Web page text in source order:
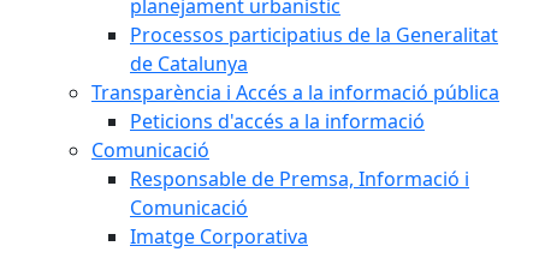
planejament urbanístic
Processos participatius de la Generalitat
de Catalunya
Transparència i Accés a la informació pública
Peticions d'accés a la informació
Comunicació
Responsable de Premsa, Informació i
Comunicació
Imatge Corporativa